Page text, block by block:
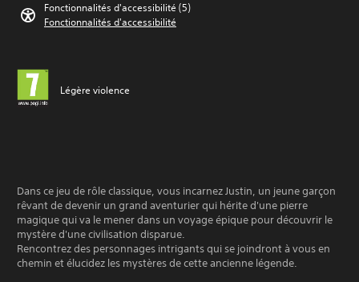
Fonctionnalités d'accessibilité (5)
Fonctionnalités d'accessibilité
Légère violence
Dans ce jeu de rôle classique, vous incarnez Justin, un jeune garçon
rêvant de devenir un grand aventurier qui hérite d'une pierre
magique qui va le mener dans un voyage épique pour découvrir le
mystère d'une civilisation disparue.
Rencontrez des personnages intrigants qui se joindront à vous en
chemin et élucidez les mystères de cette ancienne légende.